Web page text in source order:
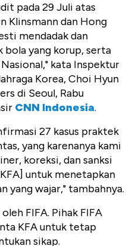
pada 29 Juli atas
Klinsmann dan Hong
mendadak dan
bola yang korup, serta
kata Inspektur
Korea, Choi Hyun
di Seoul, Rabu
CNN Indonesia.
27 kasus praktek
yang karenanya kami
koreksi, dan sanksi
untuk menetapkan
yang wajar," tambahnya.
FIFA. Pihak FIFA
KFA untuk tetap
sikap.